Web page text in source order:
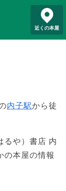
近くの本屋
内子駅から徒
るや）書店 内
の本屋の情報